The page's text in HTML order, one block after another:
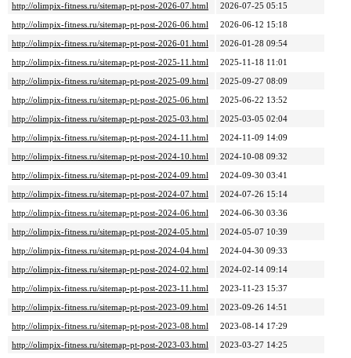
http://olimpix-fitness.ru/sitemap-pt-post-2026-07.html
2026-07-25 05:15
http://olimpix-fitness.ru/sitemap-pt-post-2026-06.html
2026-06-12 15:18
http://olimpix-fitness.ru/sitemap-pt-post-2026-01.html
2026-01-28 09:54
http://olimpix-fitness.ru/sitemap-pt-post-2025-11.html
2025-11-18 11:01
http://olimpix-fitness.ru/sitemap-pt-post-2025-09.html
2025-09-27 08:09
http://olimpix-fitness.ru/sitemap-pt-post-2025-06.html
2025-06-22 13:52
http://olimpix-fitness.ru/sitemap-pt-post-2025-03.html
2025-03-05 02:04
http://olimpix-fitness.ru/sitemap-pt-post-2024-11.html
2024-11-09 14:09
http://olimpix-fitness.ru/sitemap-pt-post-2024-10.html
2024-10-08 09:32
http://olimpix-fitness.ru/sitemap-pt-post-2024-09.html
2024-09-30 03:41
http://olimpix-fitness.ru/sitemap-pt-post-2024-07.html
2024-07-26 15:14
http://olimpix-fitness.ru/sitemap-pt-post-2024-06.html
2024-06-30 03:36
http://olimpix-fitness.ru/sitemap-pt-post-2024-05.html
2024-05-07 10:39
http://olimpix-fitness.ru/sitemap-pt-post-2024-04.html
2024-04-30 09:33
http://olimpix-fitness.ru/sitemap-pt-post-2024-02.html
2024-02-14 09:14
http://olimpix-fitness.ru/sitemap-pt-post-2023-11.html
2023-11-23 15:37
http://olimpix-fitness.ru/sitemap-pt-post-2023-09.html
2023-09-26 14:51
http://olimpix-fitness.ru/sitemap-pt-post-2023-08.html
2023-08-14 17:29
http://olimpix-fitness.ru/sitemap-pt-post-2023-03.html
2023-03-27 14:25